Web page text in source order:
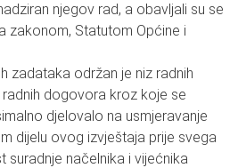
njegov rad, a obavljali su se
zakonom, Statutom Općine i
zadataka održan je niz radnih
dogovora kroz koje se
djelovalo na usmjeravanje
dijelu ovog izvještaja prije svega
suradnje načelnika i vijećnika